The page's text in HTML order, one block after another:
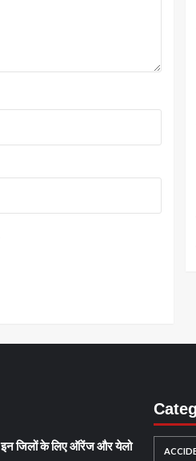
इन जिलों के लिए ऑरेंज और येलो